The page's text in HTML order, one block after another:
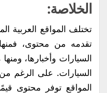
الخلاصة:
تختلف المواقع العربية
تقدمه من محتوى،
السيارات وأخبارها،
السيارات. على الرغم
المواقع توفر محتوى